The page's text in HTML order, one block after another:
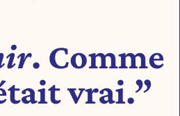
. Comme
vrai.”